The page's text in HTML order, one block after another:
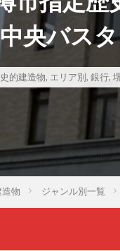
央バス
的建造物, エリア別, 銀行,
物 ジャンル別一覧